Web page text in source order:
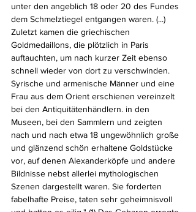
unter den angeblich 18 oder 20 des Fundes
dem Schmelztiegel entgangen waren. (...)
Zuletzt kamen die griechischen
Goldmedaillons, die plötzlich in Paris
auftauchten, um nach kurzer Zeit ebenso
schnell wieder von dort zu verschwinden.
Syrische und armenische Männer und eine
Frau aus dem Orient erschienen vereinzelt
bei den Antiquitätenhändlern. in den
Museen, bei den Sammlern und zeigten
nach und nach etwa 18 ungewöhnlich große
und glänzend schön erhaltene Goldstücke
vor, auf denen Alexanderköpfe und andere
Bildnisse nebst allerlei mythologischen
Szenen dargestellt waren. Sie forderten
fabelhafte Preise, taten sehr geheimnisvoll